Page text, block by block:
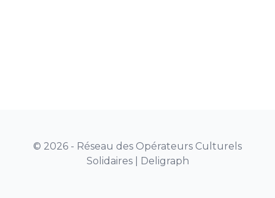
© 2026 - Réseau des Opérateurs Culturels
Solidaires | Deligraph